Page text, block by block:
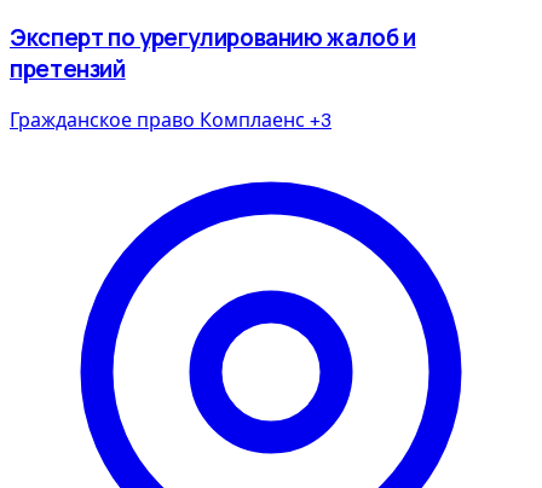
Эксперт по урегулированию жалоб и
претензий
Гражданское право Комплаенс +3